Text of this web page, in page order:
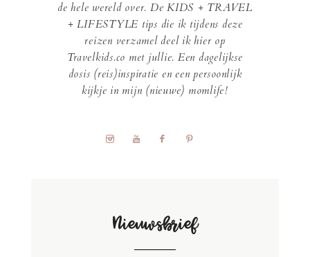
de hele wereld over. De KIDS + TRAVEL
+ LIFESTYLE tips die ik tijdens deze
reizen verzamel deel ik hier op
Travelkids.co met jullie. Een dagelijkse
dosis (reis)inspiratie en een persoonlijk
kijkje in mijn (nieuwe) momlife!
Nieuwsbrief